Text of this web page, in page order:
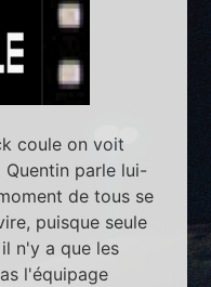
coule on voit
parle lui-
de tous se
puisque seule
n'y a que les
l'équipage